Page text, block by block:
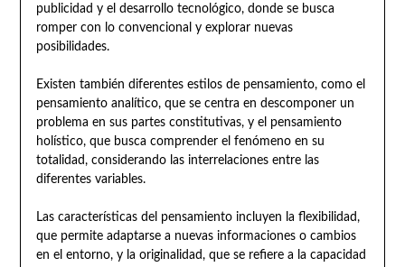
publicidad y el desarrollo tecnológico, donde se busca
romper con lo convencional y explorar nuevas
posibilidades.
Existen también diferentes estilos de pensamiento, como el
pensamiento analítico, que se centra en descomponer un
problema en sus partes constitutivas, y el pensamiento
holístico, que busca comprender el fenómeno en su
totalidad, considerando las interrelaciones entre las
diferentes variables.
Las características del pensamiento incluyen la flexibilidad,
que permite adaptarse a nuevas informaciones o cambios
en el entorno, y la originalidad, que se refiere a la capacidad